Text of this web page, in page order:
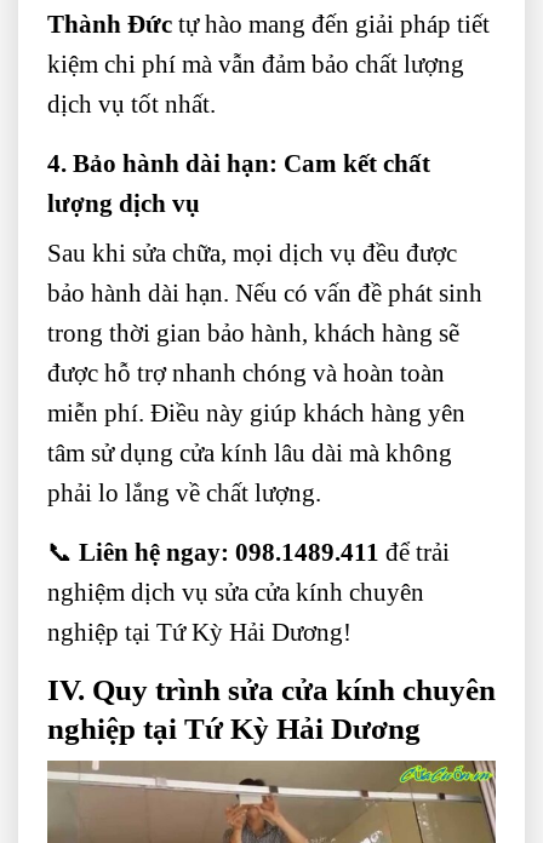
Thành Đức tự hào mang đến giải pháp tiết
kiệm chi phí mà vẫn đảm bảo chất lượng
dịch vụ tốt nhất.
4. Bảo hành dài hạn: Cam kết chất
lượng dịch vụ
Sau khi sửa chữa, mọi dịch vụ đều được
bảo hành dài hạn. Nếu có vấn đề phát sinh
trong thời gian bảo hành, khách hàng sẽ
được hỗ trợ nhanh chóng và hoàn toàn
miễn phí. Điều này giúp khách hàng yên
tâm sử dụng cửa kính lâu dài mà không
phải lo lắng về chất lượng.
📞 Liên hệ ngay: 098.1489.411 để trải
nghiệm dịch vụ sửa cửa kính chuyên
nghiệp tại Tứ Kỳ Hải Dương!
IV. Quy trình sửa cửa kính chuyên
nghiệp tại Tứ Kỳ Hải Dương